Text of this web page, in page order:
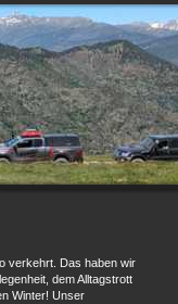
verkehrt. Das haben wir
dem Alltagstrott
Winter! Unser